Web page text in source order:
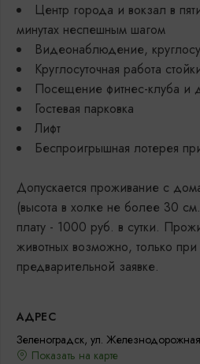
Центр города и вокзал в
минутах неспешным шагом
Видеонаблюдение,
Круглосуточная работа
Посещение фитнес-клуба и
Гостевая парковка
Лифт
Беспроигрышная лотерея
Допускается проживание с
(высота в холке не более 30
плату - 1000 руб. в сутки.
животных возможно, только
предварительной заявке.
АДРЕС
Зеленоградск, ул.
Показать на карте